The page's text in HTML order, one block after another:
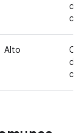
de
Alto
de